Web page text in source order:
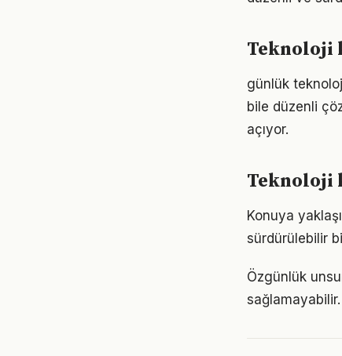
Teknoloji
günlük
bile düzenli
açıyor.
Teknoloji
Konuya
sürdürülebilir
Özgünlük